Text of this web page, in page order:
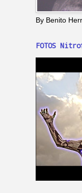
By Benito
FOTOS